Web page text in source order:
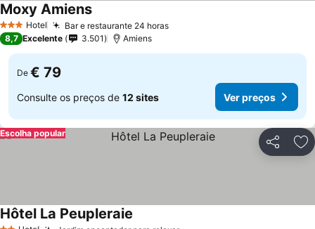
3 EstrelasHotel Bar e restaurante 24 horas
Moxy Amiens
8,7 Excelente 3.501 Amiens
De € 79
Consulte os preços de 12 sites Ver preços
Partilhar
Escolha popular
Hôtel La Peupleraie